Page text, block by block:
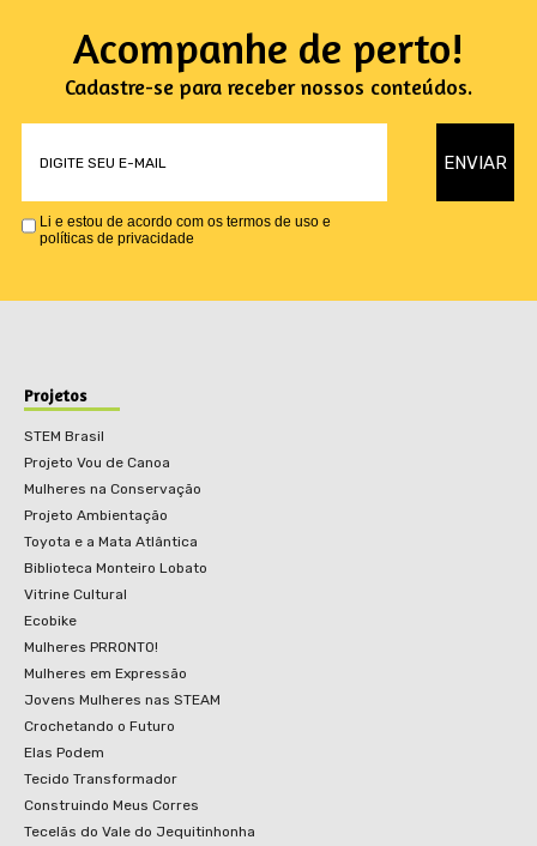
Acompanhe de perto!
Cadastre-se para receber nossos conteúdos.
Li e estou de acordo com os termos de uso e
políticas de privacidade
Projetos
STEM Brasil
Projeto Vou de Canoa
Mulheres na Conservação
Projeto Ambientação
Toyota e a Mata Atlântica
Biblioteca Monteiro Lobato
Vitrine Cultural
Ecobike
Mulheres PRRONTO!
Mulheres em Expressão
Jovens Mulheres nas STEAM
Crochetando o Futuro
Elas Podem
Tecido Transformador
Construindo Meus Corres
Tecelãs do Vale do Jequitinhonha